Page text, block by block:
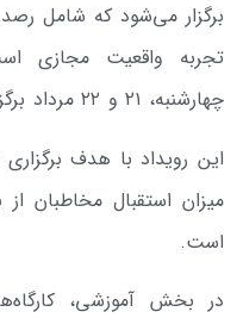
برگزار می‌شود که شامل
تجربه واقعیت مجازی
چهارشنبه، ۲۱ و ۲۲ مرداد برگزار خواهد شد.
این رویداد با هدف
میزان استقبال مخاطبان
است.
در بخش آموزشی،